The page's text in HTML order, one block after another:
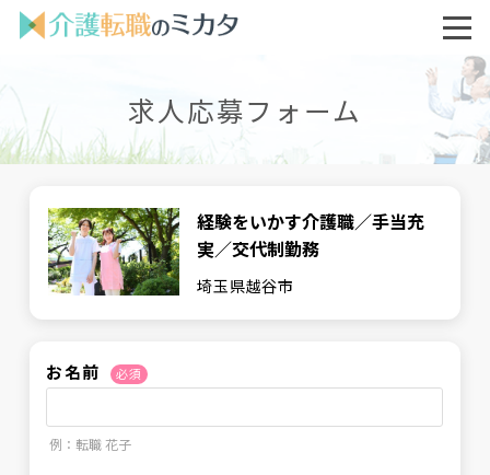
求人応募フォーム
経験をいかす介護職／手当充
実／交代制勤務
埼玉県越谷市
お名前 必須
例：転職 花子